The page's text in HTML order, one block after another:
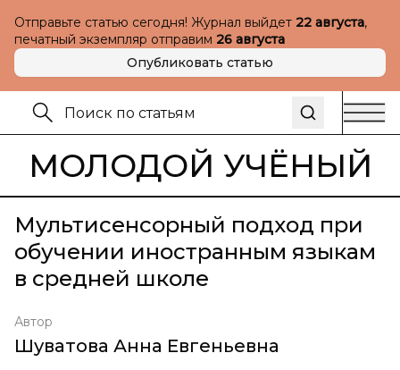
Отправьте статью сегодня! Журнал выйдет 22 августа,
печатный экземпляр отправим 26 августа
Опубликовать статью
МОЛОДОЙ УЧЁНЫЙ
Мультисенсорный подход при
обучении иностранным языкам
в средней школе
Автор
Шуватова Анна Евгеньевна